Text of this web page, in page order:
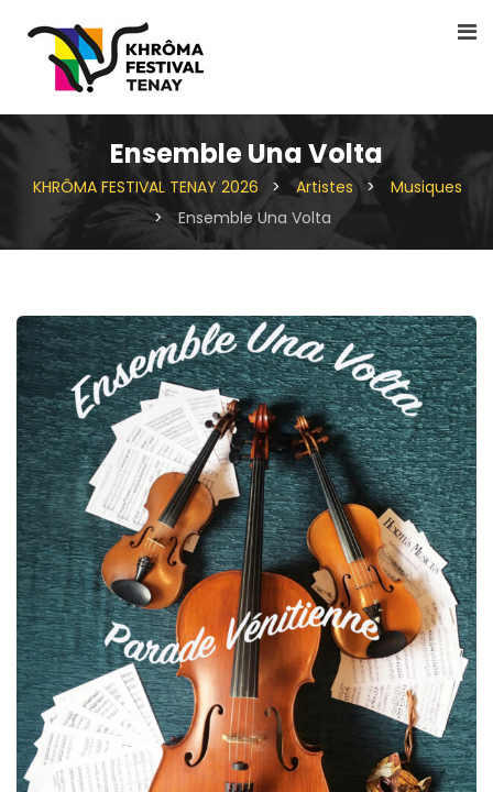
Ensemble Una Volta
KHRÔMA FESTIVAL TENAY 2026 > Artistes >
Musiques
>
Ensemble Una Volta